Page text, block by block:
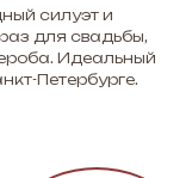
силуэт и
для свадьбы,
Идеальный
Петербурге.